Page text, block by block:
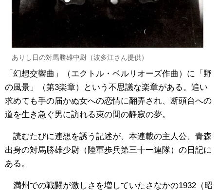
ありし日の対馬勝雄中尉（波多江さん提供）
「幻想交響曲」（エクトル・ベルリオーズ作曲）に「野
の風景」（第3楽章）という不思議な楽章がある。追い
求めても手の届かぬ女への恋情に翻弄され、断頭台への
道を生き急ぐ男に訪れる束の間の静寂の夢。
読むたびに連想を誘う記述が、本連載の主人公、青森
出身の対馬勝雄少尉（陸軍歩兵第三十一連隊）の日記に
ある。
満州での戦闘が激しさを増していたさなかの1932（昭